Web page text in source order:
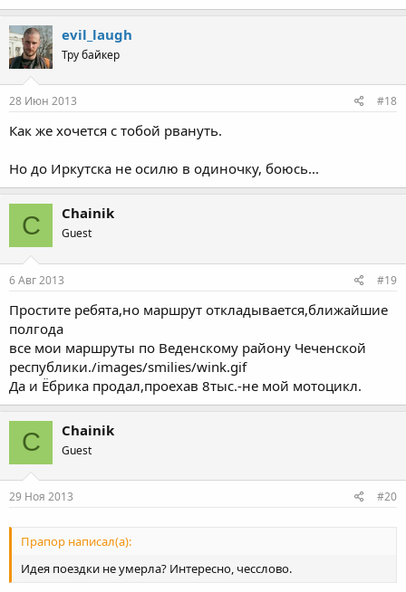
evil_laugh
Тру байкер
28 Июн 2013 #18
Как же хочется с тобой рвануть.
Но до Иркутска не осилю в одиночку, боюсь...
C Chainik
Guest
6 Авг 2013 #19
Простите ребята,но маршрут откладывается,ближайшие
полгода
все мои маршруты по Веденскому району Чеченской
республики./images/smilies/wink.gif
Да и Ёбрика продал,проехав 8тыс.-не мой мотоцикл.
C Chainik
Guest
29 Ноя 2013 #20
Прапор написал(а):
Идея поездки не умерла? Интересно, чесслово.